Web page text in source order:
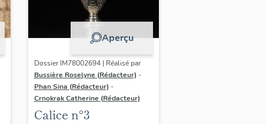
Aperçu
Dossier IM78002694 | Réalisé par
Bussière Roselyne (Rédacteur) -
Phan Sina (Rédacteur) -
Crnokrak Catherine (Rédacteur)
Calice n°3